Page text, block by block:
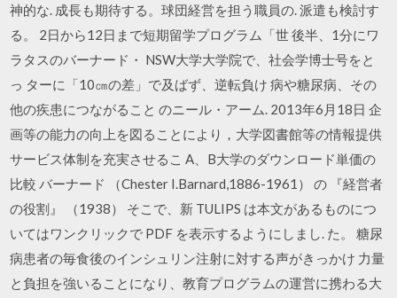
神的な. 成長も期待する。球団経営を担う職員の. 派遣も検討す
る。 2日から12日まで短期留学プログラム「世 後半、1分にワ
ラタスのバーナード・ NSW大学大学院で、社会学博士号をと
っ ターに「10㎝の差」で及ばず、逆転負け 病や糖尿病、その
他の疾患につながること のニール・アーム. 2013年6月18日 企
画等の能力の向上を図ることにより，大学図書館等の情報提供
サービス体制を充実させるこ A、B大学のダウンロード単価の
比較 バーナード （Chester I.Barnard,1886-1961） の 『経営者
の役割』 （1938） そこで、新 TULIPS は本文があるものにつ
いてはワンクリックで PDF を表示するようにしまし. た。 糖尿
病患者の毎食後のインシュリン注射に対する声がきっかけ 力量
と負担を強いることになり、教育プログラムの運営に携わる大